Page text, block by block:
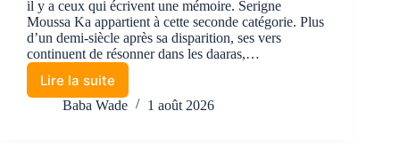
il y a ceux qui écrivent une mémoire. Serigne
Moussa Ka appartient à cette seconde catégorie. Plus
d’un demi-siècle après sa disparition, ses vers
continuent de résonner dans les daaras,…
Lire la suite
Baba Wade 1 août 2026